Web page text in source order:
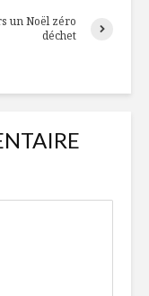
un Noël zéro
déchet